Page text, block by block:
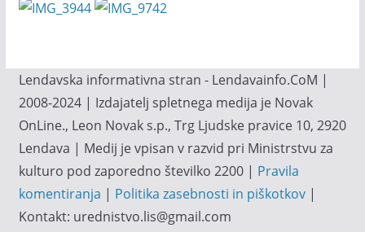
Lendavska informativna stran - Lendavainfo.CoM |
2008-2024 | Izdajatelj spletnega medija je Novak
OnLine., Leon Novak s.p., Trg Ljudske pravice 10, 2920
Lendava | Medij je vpisan v razvid pri Ministrstvu za
kulturo pod zaporedno številko 2200 | Pravila
komentiranja | Politika zasebnosti in piškotkov|
Kontakt: urednistvo.lis@gmail.com